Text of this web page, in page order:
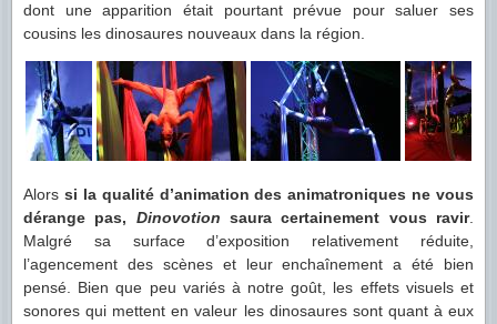
dont une apparition était pourtant prévue pour saluer ses
cousins les dinosaures nouveaux dans la région.
Alors si la qualité d’animation des animatroniques ne vous
dérange pas, Dinovotionsaura certainement vous ravir.
Malgré sa surface d’exposition relativement réduite,
l’agencement des scènes et leur enchaînement a été bien
pensé. Bien que peu variés à notre goût, les effets visuels et
sonores qui mettent en valeur les dinosaures sont quant à eux